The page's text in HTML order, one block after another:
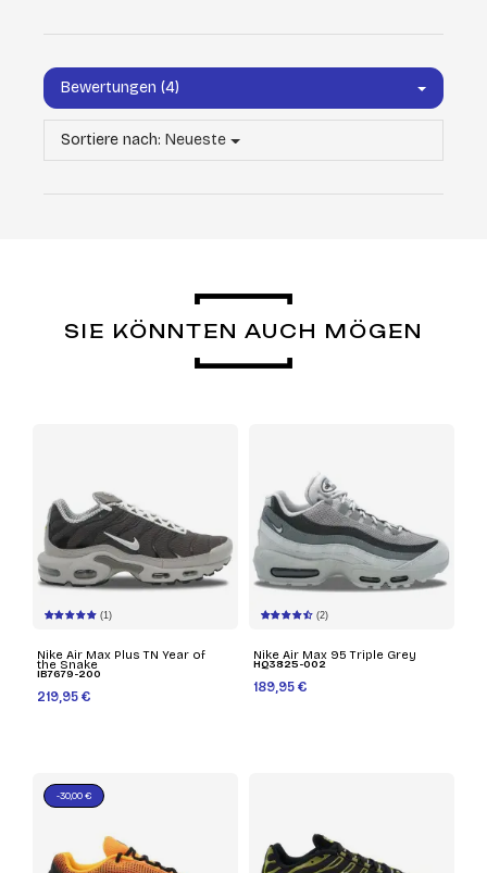
Bewertungen (4)
Sortiere nach: Neueste
SIE KÖNNTEN AUCH MÖGEN
(1)
Nike Air Max Plus TN Year of
the Snake
IB7679-200
219,95 €
(2)
Nike Air Max 95 Triple Grey
HQ3825-002
189,95 €
-30,00 €